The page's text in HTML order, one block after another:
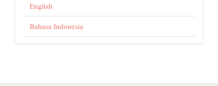
English
Bahasa Indonesia